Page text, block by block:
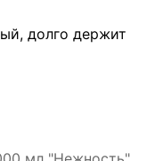
долго держит